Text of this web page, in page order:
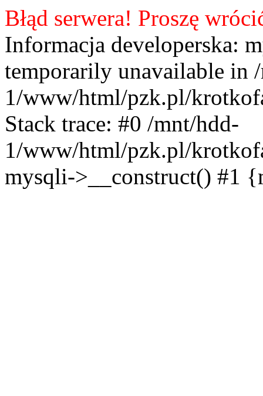
Błąd serwera! Proszę
Informacja developerska:
temporarily unavailable in
1/www/html/pzk.pl/
Stack trace: #0 /mnt/hdd-
1/www/html/pzk.pl/
mysqli->__construct() #1